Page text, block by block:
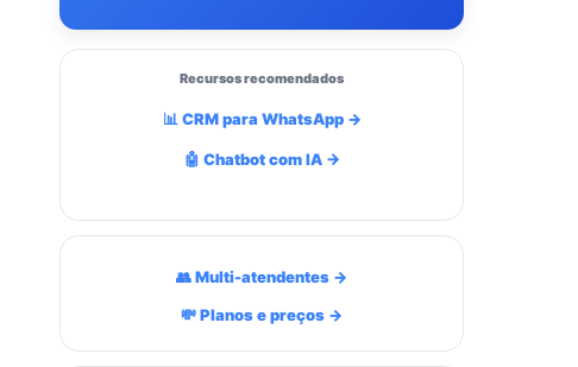
Recursos recomendados
📊 CRM para WhatsApp →
🤖 Chatbot com IA →
👥 Multi-atendentes →
💸 Planos e preços →